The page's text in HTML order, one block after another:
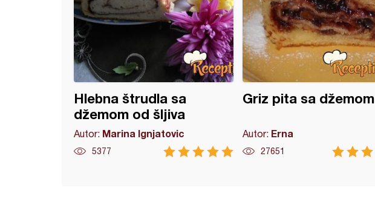
Hlebna štrudla sa
džemom od šljiva
Autor: Marina Ignjatovic
5377
Griz pita sa džemom
Autor: Erna
27651